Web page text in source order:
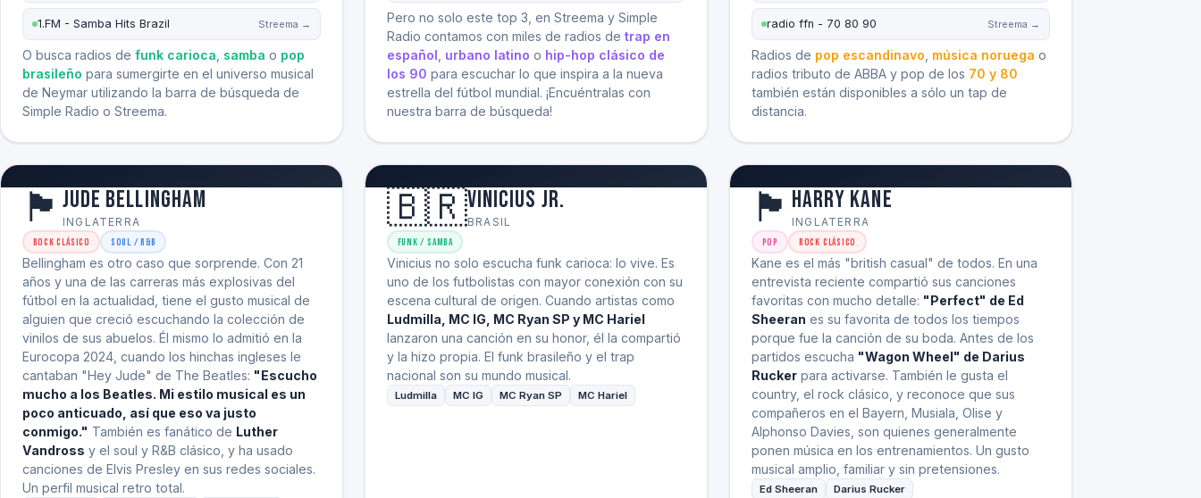
1.FM - Samba Hits Brazil Streema →
O busca radios de funk carioca samba o pop
brasileño para sumergirte en el universo musical
de Neymar utilizando la barra de búsqueda de
Simple Radio o Streema.
Pero no solo este top 3, en Streema y Simple
Radio contamos con miles de radios de trap en
español urbano latino o hip-hop clásico de
los 90 para escuchar lo que inspira a la nueva
estrella del fútbol mundial. ¡Encuéntralas con
nuestra barra de búsqueda!
radio ffn - 70 80 90 Streema →
Radios de pop escandinavo música noruega o
radios tributo de ABBA y pop de los 70 y 80
también están disponibles a sólo un tap de
distancia.
🏴󠁧󠁢󠁥󠁮󠁧󠁿 Jude Bellingham
INGLATERRA
Rock Clásico Soul / R&B
Bellingham es otro caso que sorprende. Con 21
años y una de las carreras más explosivas del
fútbol en la actualidad, tiene el gusto musical de
alguien que creció escuchando la colección de
vinilos de sus abuelos. Él mismo lo admitió en la
Eurocopa 2024, cuando los hinchas ingleses le
cantaban "Hey Jude" de The Beatles: "Escucho
mucho a los Beatles. Mi estilo musical es un
poco anticuado, así que eso va justo
conmigo." También es fanático de Luther
Vandross y el soul y R&B clásico, y ha usado
canciones de Elvis Presley en sus redes sociales.
Un perfil musical retro total.
🇧🇷Vinicius Jr.
BRASIL
Funk / Samba
Vinicius no solo escucha funk carioca: lo vive. Es
uno de los futbolistas con mayor conexión con su
escena cultural de origen. Cuando artistas como
Ludmilla, MC IG, MC Ryan SP y MC Hariel
lanzaron una canción en su honor, él la compartió
y la hizo propia. El funk brasileño y el trap
nacional son su mundo musical.
Ludmilla MC IG MC Ryan SP MC Hariel
🏴󠁧󠁢󠁥󠁮󠁧󠁿 Harry Kane
INGLATERRA
Pop Rock Clásico
Kane es el más "british casual" de todos. En una
entrevista reciente compartió sus canciones
favoritas con mucho detalle: "Perfect" de Ed
Sheeran es su favorita de todos los tiempos
porque fue la canción de su boda. Antes de los
partidos escucha "Wagon Wheel" de Darius
Rucker para activarse. También le gusta el
country, el rock clásico, y reconoce que sus
compañeros en el Bayern, Musiala, Olise y
Alphonso Davies, son quienes generalmente
ponen música en los entrenamientos. Un gusto
musical amplio, familiar y sin pretensiones.
Ed Sheeran Darius Rucker